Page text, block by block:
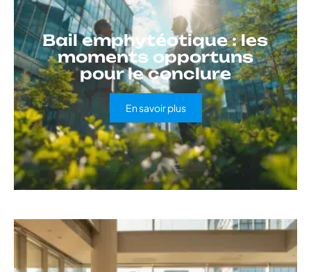
Bail emphytéotique : les
moments opportuns
pour le conclure
En savoir plus